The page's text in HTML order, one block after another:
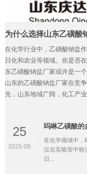
为什么选择山东乙磺酸
在化学行业中，乙磺酸钠盐
日化和农业等领域。你是否
东乙磺酸钠盐厂家或许是一
山东的乙磺酸钠盐厂家在竞
先，山东地域广阔，化工产
25
2025-09
吗啉乙磺酸
在化学领域中，
仅在实验室中扮
日...